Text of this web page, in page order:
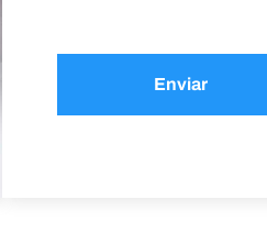
Enviar